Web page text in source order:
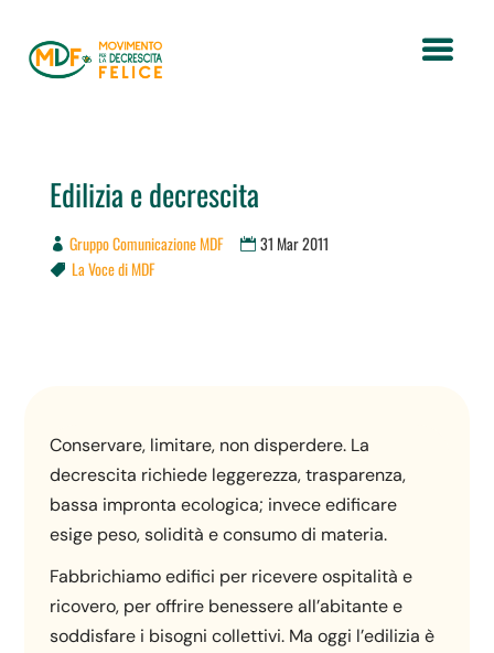
Edilizia e decrescita
Gruppo Comunicazione MDF 31 Mar 2011
 La Voce di MDF
Conservare, limitare, non disperdere. La
decrescita richiede leggerezza, trasparenza,
bassa impronta ecologica; invece edificare
esige peso, solidità e consumo di materia.
Fabbrichiamo edifici per ricevere ospitalità e
ricovero, per offrire benessere all’abitante e
soddisfare i bisogni collettivi. Ma oggi l’edilizia è